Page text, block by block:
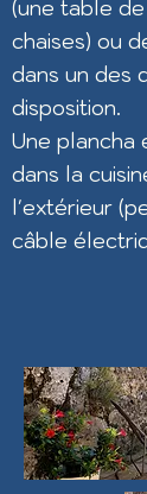
(une table
chaises) ou
dans un des
disposition.
Une plancha
dans la
l'extérieur
câble